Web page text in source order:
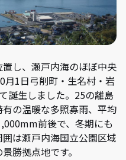
し、瀬戸内海のほぼ中央
月1日弓削町・生名村・岩
誕生しました。25の離島
の温暖な多照寡雨、平均
前後で、冬期にも
は瀬戸内海国立公園区域
勝拠点地です。